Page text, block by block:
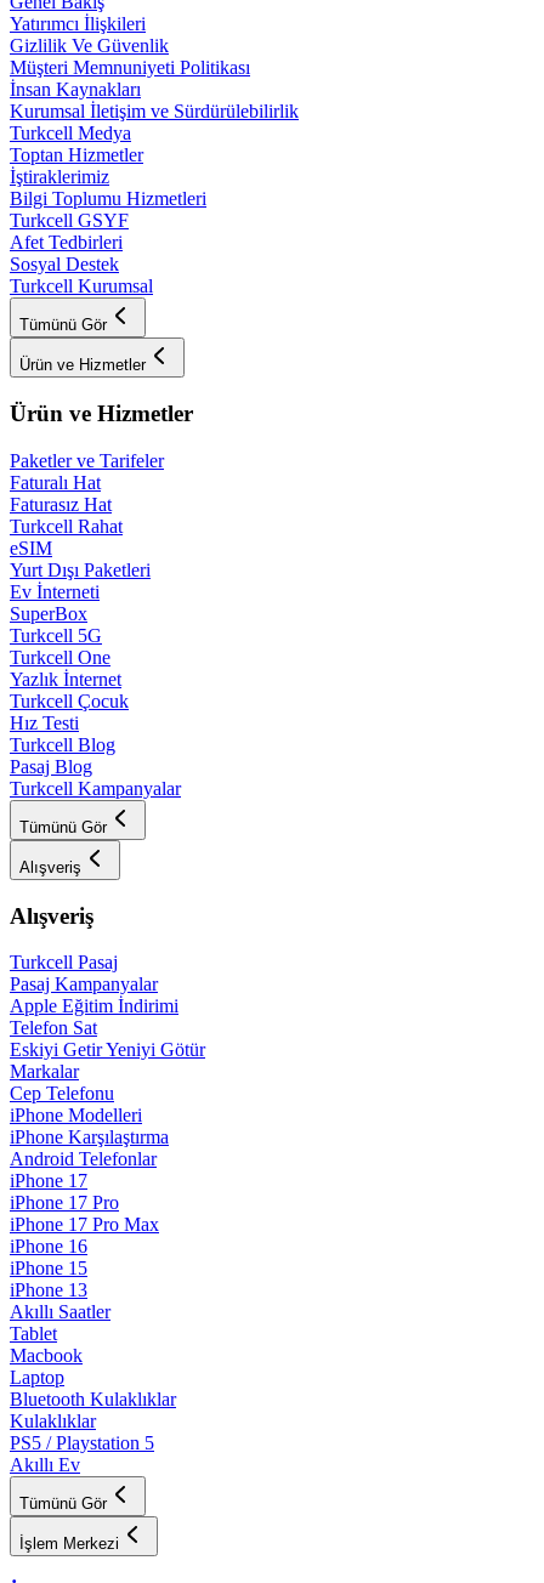
Yatırımcı İlişkileri
Gizlilik Ve Güvenlik
Müşteri Memnuniyeti Politikası
İnsan Kaynakları
Kurumsal İletişim ve Sürdürülebilirlik
Turkcell Medya
Toptan Hizmetler
İştiraklerimiz
Bilgi Toplumu Hizmetleri
Turkcell GSYF
Afet Tedbirleri
Sosyal Destek
Turkcell Kurumsal
Tümünü Gör
Ürün ve Hizmetler
Ürün ve Hizmetler
Paketler ve Tarifeler
Faturalı Hat
Faturasız Hat
Turkcell Rahat
eSIM
Yurt Dışı Paketleri
Ev İnterneti
SuperBox
Turkcell 5G
Turkcell One
Yazlık İnternet
Turkcell Çocuk
Hız Testi
Turkcell Blog
Pasaj Blog
Turkcell Kampanyalar
Tümünü Gör
Alışveriş
Alışveriş
Turkcell Pasaj
Pasaj Kampanyalar
Apple Eğitim İndirimi
Telefon Sat
Eskiyi Getir Yeniyi Götür
Markalar
Cep Telefonu
iPhone Modelleri
iPhone Karşılaştırma
Android Telefonlar
iPhone 17
iPhone 17 Pro
iPhone 17 Pro Max
iPhone 16
iPhone 15
iPhone 13
Akıllı Saatler
Tablet
Macbook
Laptop
Bluetooth Kulaklıklar
Kulaklıklar
PS5 / Playstation 5
Akıllı Ev
Tümünü Gör
İşlem Merkezi